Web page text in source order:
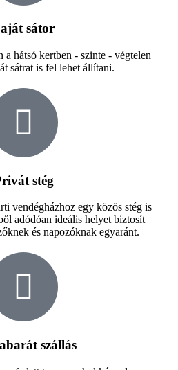
sátor
a hátsó kertben - szinte - végtelen
sátrat is fel lehet állítani.
stég
vendégházhoz egy közös stég is
adódóan ideális helyet biztosít
és napozóknak egyaránt.
szállás